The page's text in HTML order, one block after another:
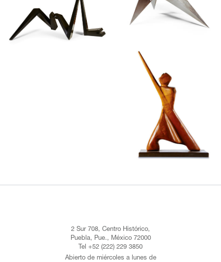
2 Sur 708, Centro Histórico,
Puebla, Pue., México 72000
Tel +52 (222) 229 3850
Abierto de miércoles a lunes de